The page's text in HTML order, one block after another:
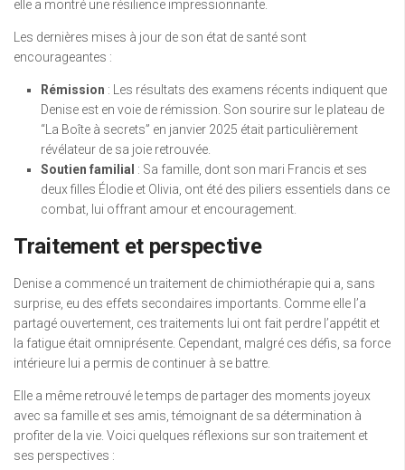
elle a montré une résilience impressionnante.
Les dernières mises à jour de son état de santé sont
encourageantes :
Rémission : Les résultats des examens récents indiquent que
Denise est en voie de rémission. Son sourire sur le plateau de
“La Boîte à secrets” en janvier 2025 était particulièrement
révélateur de sa joie retrouvée.
Soutien familial : Sa famille, dont son mari Francis et ses
deux filles Élodie et Olivia, ont été des piliers essentiels dans ce
combat, lui offrant amour et encouragement.
Traitement et perspective
Denise a commencé un traitement de chimiothérapie qui a, sans
surprise, eu des effets secondaires importants. Comme elle l’a
partagé ouvertement, ces traitements lui ont fait perdre l’appétit et
la fatigue était omniprésente. Cependant, malgré ces défis, sa force
intérieure lui a permis de continuer à se battre.
Elle a même retrouvé le temps de partager des moments joyeux
avec sa famille et ses amis, témoignant de sa détermination à
profiter de la vie. Voici quelques réflexions sur son traitement et
ses perspectives :